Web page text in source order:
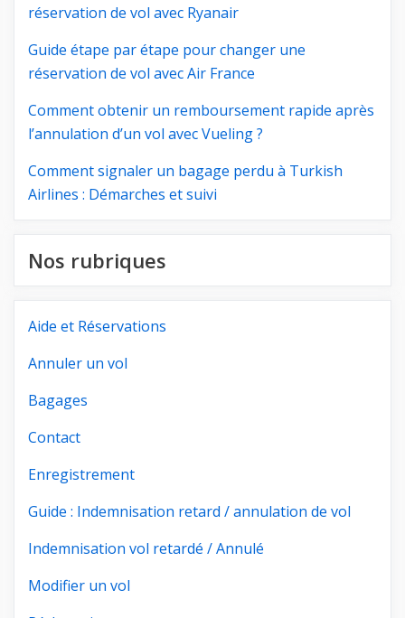
réservation de vol avec Ryanair
Guide étape par étape pour changer une
réservation de vol avec Air France
Comment obtenir un remboursement rapide après
l’annulation d’un vol avec Vueling ?
Comment signaler un bagage perdu à Turkish
Airlines : Démarches et suivi
Nos rubriques
Aide et Réservations
Annuler un vol
Bagages
Contact
Enregistrement
Guide : Indemnisation retard / annulation de vol
Indemnisation vol retardé / Annulé
Modifier un vol